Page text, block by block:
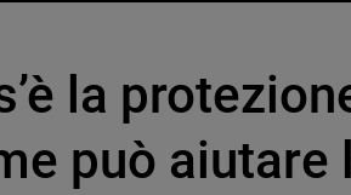
la
può aiutare